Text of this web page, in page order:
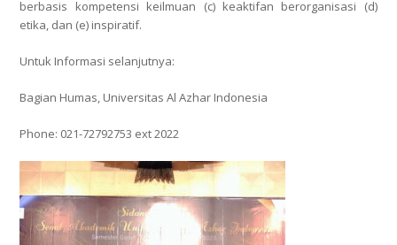
berbasis kompetensi keilmuan (c) keaktifan berorganisasi (d)
etika, dan (e) inspiratif.
Untuk Informasi selanjutnya:
Bagian Humas, Universitas Al Azhar Indonesia
Phone: 021-72792753 ext 2022